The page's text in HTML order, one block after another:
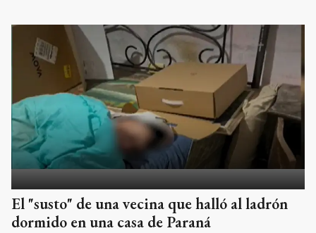
El "susto" de una vecina que halló al ladrón
dormido en una casa de Paraná